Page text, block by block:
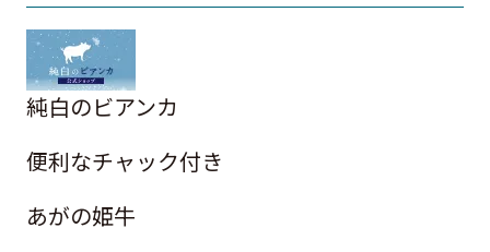
純白のビアンカ
便利なチャック付き
あがの姫牛